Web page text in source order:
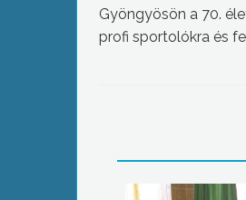
Gyöngyösön a 70.
profi sportolókra és